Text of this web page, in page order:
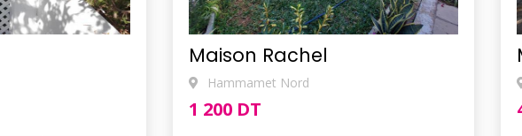
Maison Rachel
Hammamet Nord
1 200 DT